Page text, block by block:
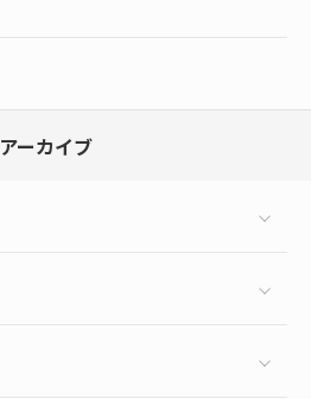
アーカイブ